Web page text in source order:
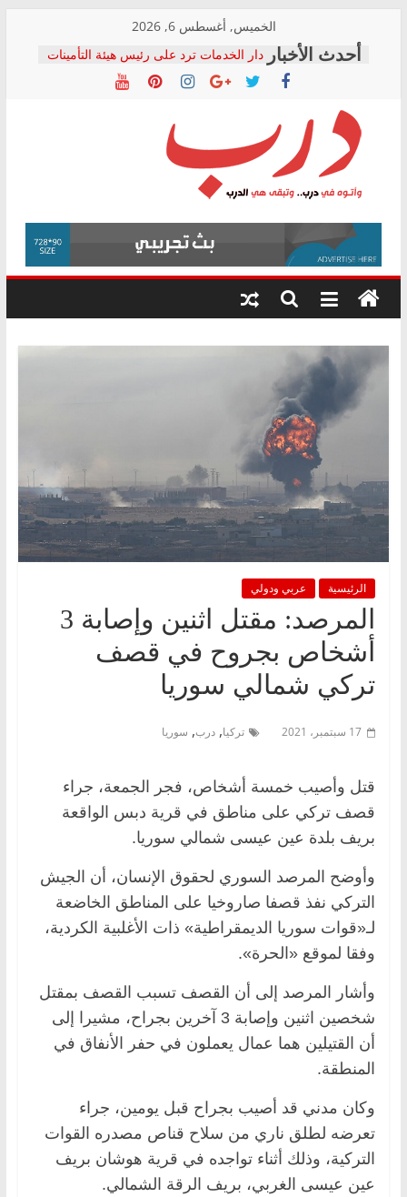
content
الخميس, أغسطس 6, 2026
دار الخدمات ترد على رئيس هيئة التأمينات
بعد مؤتمره الصحفي: إنكار الأزمة لا ينهي
معاناة أصحاب المعاشات.. ونطالب بكشف
فرحات سليمان يكتب: القطاع الصحي إلى
أين؟
حزب التحالف الشعبي يطلق لجنة “الحق
في الصحة” بالإسكندرية لرصد الانتهاكات
ودعم المرضى
الوزاري لمدينة الصحفيين.. وانتهاء أعمال
إنشاء المبنى الإداري
المجلس القومي لحقوق الإنسان يعلن
متابعة قضية الدكتور محمد زهران.. ويؤكد:
قرينة البراءة وضمانات المحاكمة العادلة
درب
وأتوه
درب..
وتبقى
هي
الرئيسية عربي ودولي
المرصد: مقتل اثنين وإصابة 3
أشخاص بجروح في قصف
تركي شمالي سوريا
17 سبتمبر، 2021 تركيا, درب, سوريا
قتل وأصيب خمسة أشخاص، فجر الجمعة، جراء
قصف تركي على مناطق في قرية دبس الواقعة
بريف بلدة عين عيسى شمالي سوريا.
وأوضح المرصد السوري لحقوق الإنسان، أن الجيش
التركي نفذ قصفا صاروخيا على المناطق الخاضعة
لـ«قوات سوريا الديمقراطية» ذات الأغلبية الكردية،
وفقا لموقع «الحرة».
وأشار المرصد إلى أن القصف تسبب القصف بمقتل
شخصين اثنين وإصابة 3 آخرين بجراح، مشيرا إلى
أن القتيلين هما عمال يعملون في حفر الأنفاق في
المنطقة.
وكان مدني قد أصيب بجراح قبل يومين، جراء
تعرضه لطلق ناري من سلاح قناص مصدره القوات
التركية، وذلك أثناء تواجده في قرية هوشان بريف
عين عيسى الغربي، بريف الرقة الشمالي.